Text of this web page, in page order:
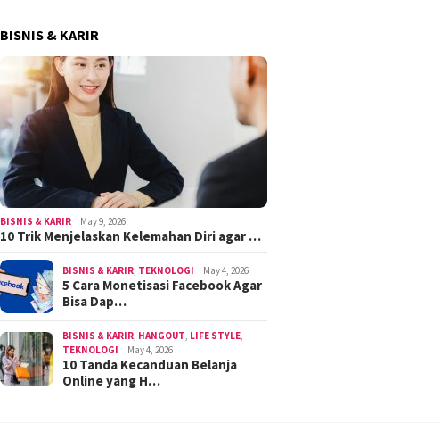
BISNIS & KARIR
BISNIS & KARIR May 9, 2026
10 Trik Menjelaskan Kelemahan Diri agar …
BISNIS & KARIR TEKNOLOGI May 4, 2026
5 Cara Monetisasi Facebook Agar
Bisa Dap…
BISNIS & KARIR HANGOUT LIFE STYLE
TEKNOLOGI
May 4, 2026
10 Tanda Kecanduan Belanja
Online yang H…